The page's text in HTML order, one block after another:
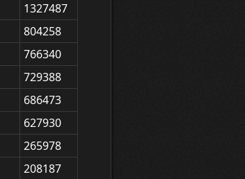
1327487
804258
766340
729388
686473
627930
265978
208187